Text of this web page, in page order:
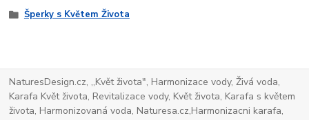
Šperky s Květem Života
NaturesDesign.cz, ,,Květ života", Harmonizace vody, Živá voda,
Karafa Květ života, Revitalizace vody, Květ života, Karafa s květem
života, Harmonizovaná voda, Naturesa.cz,Harmonizacni karafa,